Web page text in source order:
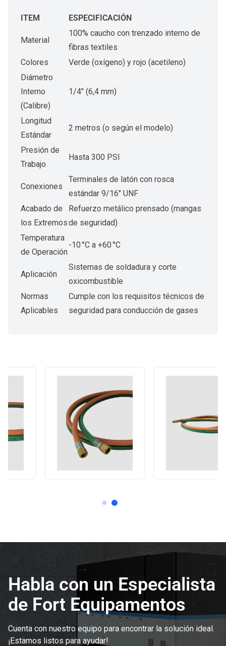
ITEM ESPECIFICACIÓN
Material
100% caucho con trenzado interno de
fibras textiles
Colores
Verde (oxígeno) y rojo (acetileno)
Diámetro
Interno
(Calibre)
1/4″ (6,4 mm)
Longitud
Estándar
2 metros (o según el modelo)
Presión de
Trabajo
Hasta 300 PSI
Conexiones
Terminales de latón con rosca
estándar 9/16″ UNF
Acabado de
los Extremos
Refuerzo metálico prensado (mangas
de seguridad)
Temperatura
de Operación
-10 °C a +60 °C
Aplicación
Sistemas de soldadura y corte
oxicombustible
Normas
Aplicables
Cumple con los requisitos técnicos de
seguridad para conducción de gases
Habla con un Especialista
de Fort Equipamentos
Cuenta con nuestro equipo para encontrar la solución ideal.
¡Estamos listos para ayudar!